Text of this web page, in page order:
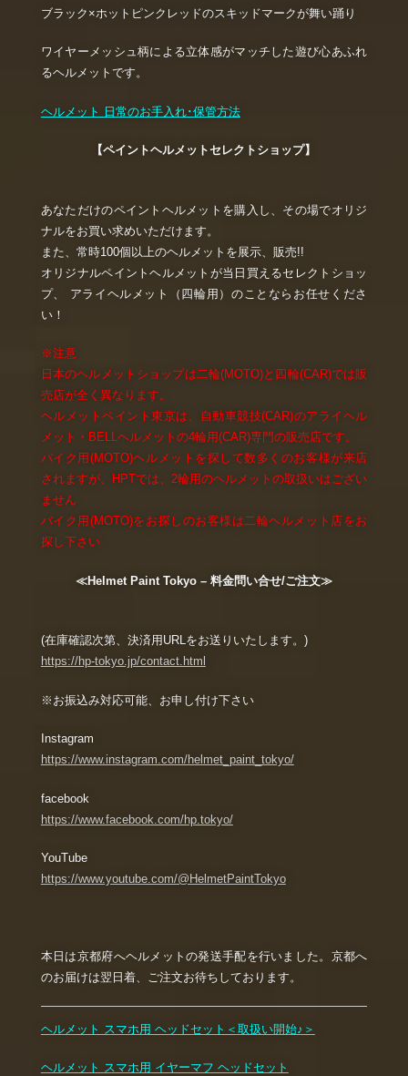
ブラック×ホットピンクレッドのスキッドマークが舞い踊り
ワイヤーメッシュ柄による立体感がマッチした遊び心あふれ
るヘルメットです。
ヘルメット 日常のお手入れ･保管方法
【ペイントヘルメットセレクトショップ】
あなただけのペイントヘルメットを購入し、その場でオリジ
ナルをお買い求めいただけます。
また、常時100個以上のヘルメットを展示、販売!!
オリジナルペイントヘルメットが当日買えるセレクトショッ
プ、 アライヘルメット（四輪用）のことならお任せくださ
い！
※注意
日本のヘルメットショップは二輪(MOTO)と四輪(CAR)では販
売店が全く異なります。
ヘルメットペイント東京は、自動車競技(CAR)のアライヘル
メット・BELLヘルメットの4輪用(CAR)専門の販売店です。
バイク用(MOTO)ヘルメットを探して数多くのお客様が来店
されますが、HPTでは、2輪用のヘルメットの取扱いはござい
ません
バイク用(MOTO)をお探しのお客様は二輪ヘルメット店をお
探し下さい
≪Helmet Paint Tokyo – 料金問い合せ/ご注文≫
(在庫確認次第、決済用URLをお送りいたします。)
https://hp-tokyo.jp/contact.html
※お振込み対応可能、お申し付け下さい
Instagram
https://www.instagram.com/helmet_paint_tokyo/
facebook
https://www.facebook.com/hp.tokyo/
YouTube
https://www.youtube.com/@HelmetPaintTokyo
本日は京都府へヘルメットの発送手配を行いました。京都へ
のお届けは翌日着、ご注文お待ちしております。
ヘルメット スマホ用 ヘッドセット＜取扱い開始♪＞
ヘルメット スマホ用 イヤーマフ ヘッドセット